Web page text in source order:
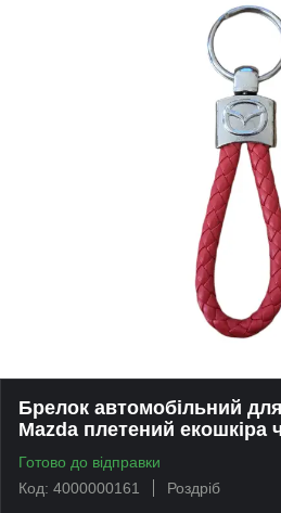
Брелок автомобільний
Mazda плетений екошкіра
Готово до відправки
Код: 4000000161
Роздріб